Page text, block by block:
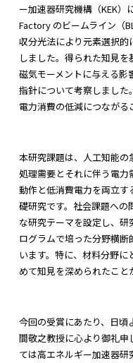
ー加速器研究機構（KEK
Factory のビームライン（
収分光法により元素選択
しました。得られた知見
磁気モーメントに与える影
指針について考察しました
電力消費の低減につながる
本研究課題は、人工知能の
処理需要とそれに伴う電力
動作と低消費電力を両立
礎研究です。社会課題へ
な研究テーマを設定し、
ログラムで培った分野横
います。特に、材料分野
めて知見を深められたこと
今回の受賞にあたり、日
間敬之教授に心より御礼申
ては高エネルギー加速器